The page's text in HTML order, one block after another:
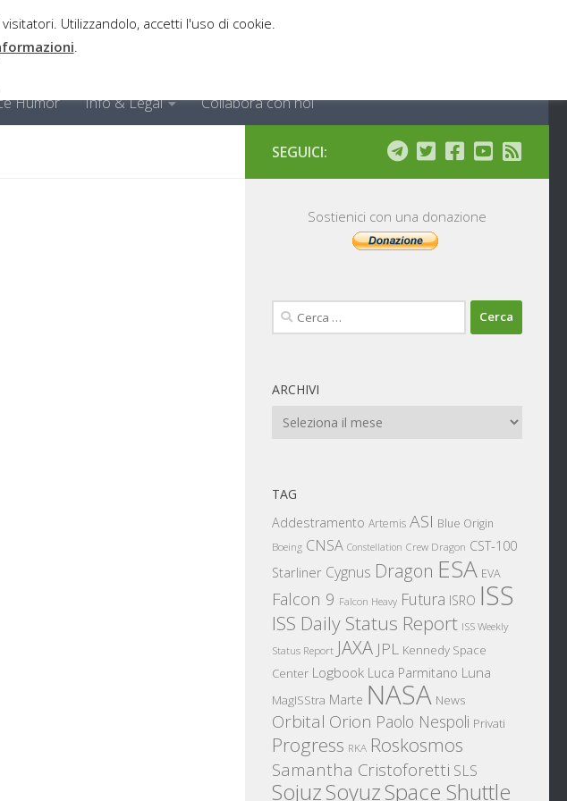
Humor Info & Legal Collabora con noi
SEGUICI:
Sostienici con una donazione
Ricerca
per:
ARCHIVI
Archivi
TAG
Addestramento Artemis ASI Blue Origin
Boeing CNSA Constellation Crew Dragon CST-100
Starliner Cygnus Dragon ESA EVA
Falcon 9 Falcon Heavy Futura ISRO ISS
ISS Daily Status Report ISS Weekly
Status Report JAXA JPL Kennedy Space
Center Logbook Luca Parmitano Luna
MagISStra Marte NASA News
Orbital Orion Paolo Nespoli Privati
Progress RKA Roskosmos
Samantha Cristoforetti SLS
SojuzSoyuzSpace Shuttle
Utilizzandolo, accetti l'uso di cookie.